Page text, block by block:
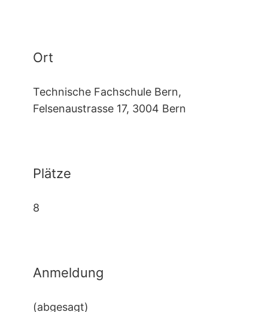
Ort
Technische Fachschule Bern,
Felsenaustrasse 17, 3004 Bern
Plätze
8
Anmeldung
(abgesagt)